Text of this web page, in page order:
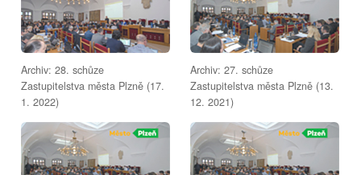
Archiv: 28. schůze
Zastupitelstva města Plzně (17.
1. 2022)
Archiv: 27. schůze
Zastupitelstva města Plzně (13.
12. 2021)